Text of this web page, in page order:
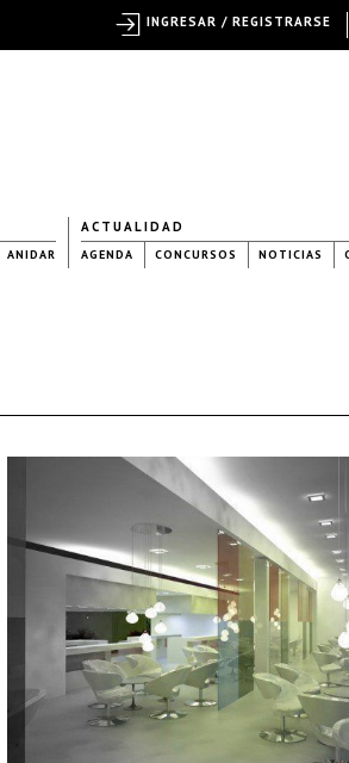
ANIDAR
ACTUALIDAD
AGENDA CONCURSOS NOTICIAS
INGRESAR / REGISTRARSE